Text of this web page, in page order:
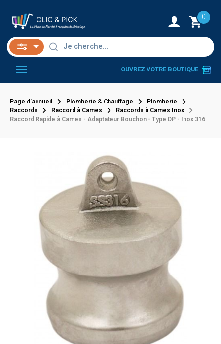
0
OUVREZ VOTRE BOUTIQUE
Page d'accueil Plomberie & Chauffage
Plomberie
Raccords
Raccord à Cames
Raccords à Cames Inox
Raccord Rapide à Cames - Adaptateur Bouchon - Type DP - Inox 316